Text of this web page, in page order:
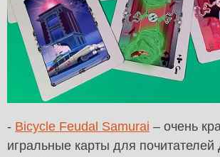
- Bicycle Feudal Samurai – очень
игральные карты для почитателей